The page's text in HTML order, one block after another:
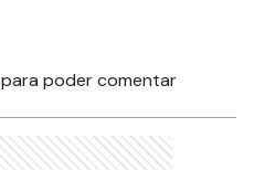
para poder comentar